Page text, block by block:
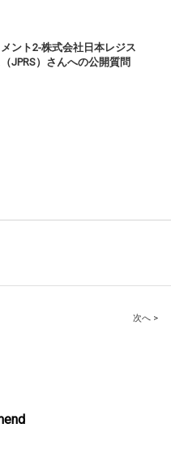
ント2-株式会社日本レジス
JPRS）さんへの公開質問
次へ >